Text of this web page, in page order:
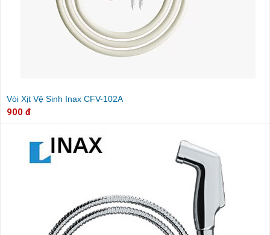
Vòi Xịt Vệ Sinh Inax CFV-102A
900 đ